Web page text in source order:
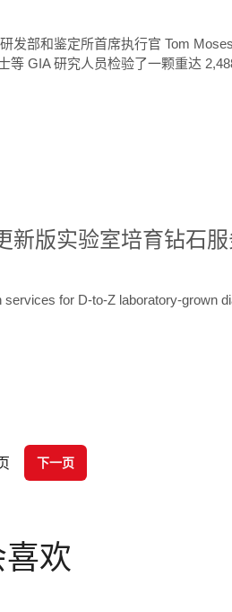
发部和鉴定所首席执行官 Tom
等 GIA 研究人员检验了一颗重达
新版实验室培育钻石
for D-to-Z laboratory-grown
下一页
欢